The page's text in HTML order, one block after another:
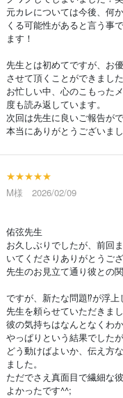
元カレについては今後、何
くる可能性があると言う事
ます！
先生とは初めてですが、お
させて頂くことができまし
お忙しい中、心のこもった
度も読み返しています。
次回は先生に良いご報告が
本当にありがとうございま
★★★★★
M様 2026/02/09
佑弦先生
お久しぶりでしたが、前回
いてくださりありがとうござ
先生のお見立て通り彼との
ですが、新たな問題⁉︎が浮
先生を頼らせていただきまし
彼の気持ちはなんとなくわ
やっぱりという結果でした
どう動けばよいか、伝え方
ました。
ただでさえ真面目で繊細な
よかったです^^;